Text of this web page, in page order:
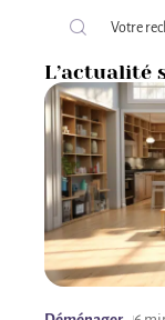
L’actualité